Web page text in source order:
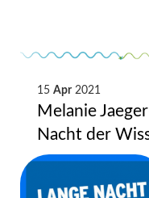
15 Apr2021
Melanie
Nacht der